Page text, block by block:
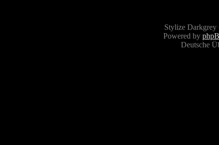
Stylize
Powered by
Deutsche